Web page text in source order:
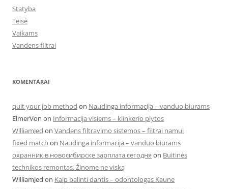
Statyba
Teisė
Vaikams
Vandens filtrai
KOMENTARAI
quit your job method on Naudinga informacija – vanduo biurams
ElmerVon on Informacija visiems – klinkerio plytos
WilliamJed on Vandens filtravimo sistemos – filtrai namui
fixed match on Naudinga informacija – vanduo biurams
охранник в новосибирске зарплата сегодня on Buitinės
technikos remontas. Žinome ne viską
WilliamJed on Kaip balinti dantis – odontologas Kaune